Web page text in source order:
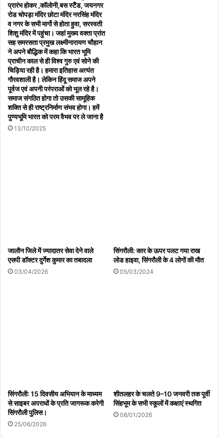
प्रारंभ होकर ,कॉलोनी,बस स्टैंड, जयनगर
रोड चोपड़ा मंदिर छोटा मंदिर नरसिंह मंदिर
व नगर के सभी मार्गो से होता हुवा, सरस्वती
शिशु मंदिर में पहुंचा। जहां मुख्य वक्ता प्रांत
सह समरसता प्रमुख लक्ष्मीनारायण चौहान
ने अपने बौद्धिक में कहा कि भारत भूमि
प्राचीन काल से ही विश्व गुरु एवं सोने की
चिड़िया रही है। हमारा इतिहास अत्यंत
गौरवशाली है। लेकिन हिंदू समाज अपने
पूर्वज एवं अपनी परंपराओं को भूल रहे है।
समाज संगठित होगा तो उसकी सामूहिक
शक्ति से ही राष्ट्रनिर्माण संभव होगा। हमें
पुण्यभूमि भारत को परम वैभव पर ले जाना है
13/10/2025
जालौन जिले में ज्यादातर सेवा देने वाले
एसपी डॉक्टर दुर्गेश कुमार का तबादला
03/04/2026
सिंगरौली: कार के ऊपर पलट गया राख
लोड हाइवा, सिंगरौली के 4 लोगों की मौत
05/03/2024
सिंगरौली: 15 दिवसीय अभियान के माध्यम
से साइबर अपराधों के प्रति जागरूक करेगी
सिंगरौली पुलिस।
25/06/2026
शीतलहर के चलते 9–10 जनवरी तक पूर्वी
सिंहभूम के सभी स्कूलों में कक्षाएं स्थगित
08/01/2026